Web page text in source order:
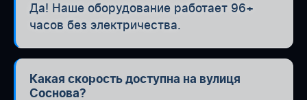
Да! Наше оборудование работает 96+
часов без электричества.
Какая скорость доступна на вулиця
Соснова?